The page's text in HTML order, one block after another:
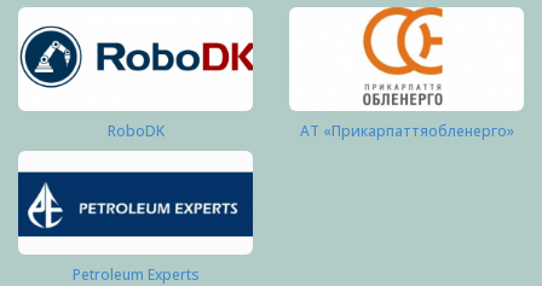
RoboDK АТ «Прикарпаттяобленерго»
Petroleum Experts